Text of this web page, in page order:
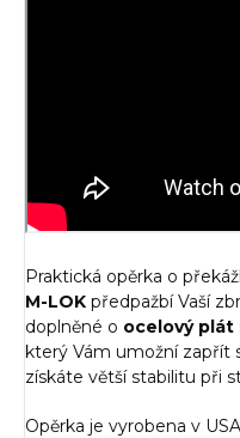
Praktická opěrka o
M-LOK předpažbí Vaší
doplněné o ocelový plát
který Vám umožní zapřít
získáte větší stabilitu při
Opěrka je vyrobena v